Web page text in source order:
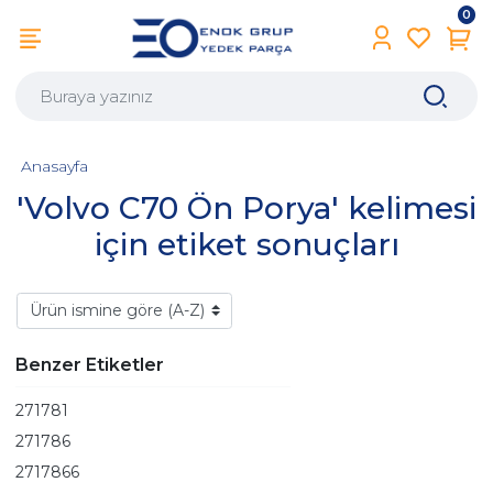
0
'Volvo C70 Ön Porya' kelimesi
için etiket sonuçları
Anasayfa
Benzer Etiketler
271781
271786
2717866